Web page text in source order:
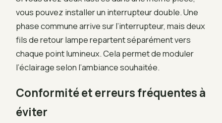
vous pouvez installer un interrupteur double. Une
phase commune arrive sur l’interrupteur, mais deux
fils de retour lampe repartent séparément vers
chaque point lumineux. Cela permet de moduler
l’éclairage selon l’ambiance souhaitée.
Conformité et erreurs fréquentes à
éviter